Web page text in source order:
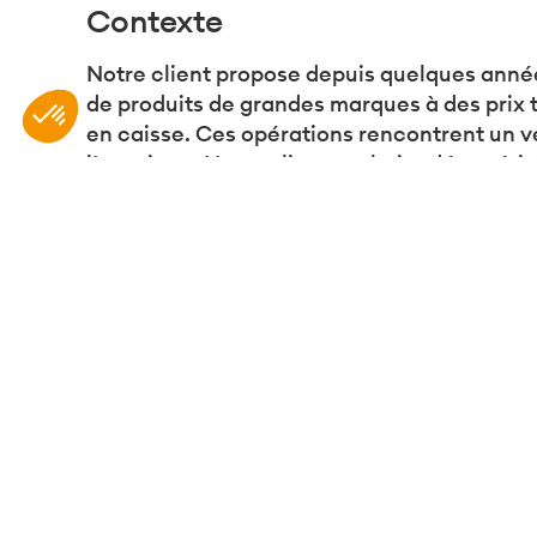
Axeptio consent
Plateforme de Gestion du Consentement :
Notre plateforme vous permet d'adapter et de gérer
Contexte
Notre client propose depuis quelques
de produits de grandes marques à des prix
en caisse. Ces opérations rencontrent un
l’enseigne.
Notre client souhaite